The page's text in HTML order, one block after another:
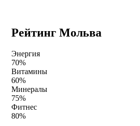
Рейтинг Мольва
Энергия
70%
Витамины
60%
Минералы
75%
Фитнес
80%